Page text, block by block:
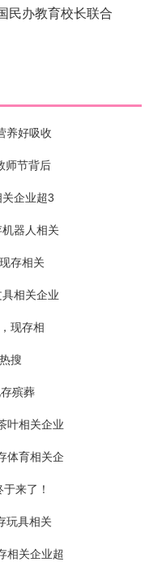
民办教育校长联合
养好吸收
师节背后
企业超3
器人相关
存相关
相关企业
现存相
搜
殡葬
叶相关企业
体育相关企
来了！
玩具相关
相关企业超